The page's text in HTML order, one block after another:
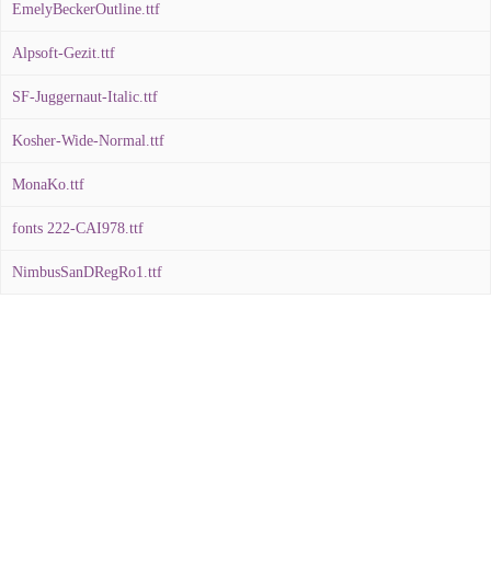
EmelyBeckerOutline.ttf
Alpsoft-Gezit.ttf
SF-Juggernaut-Italic.ttf
Kosher-Wide-Normal.ttf
MonaKo.ttf
fonts 222-CAI978.ttf
NimbusSanDRegRo1.ttf